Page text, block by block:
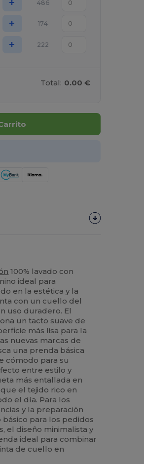
486
+ 174
+ 222
Total: 0.00 €
100% lavado con
ideal para
en la estética y la
con un cuello del
uso duradero. El
un tacto suave de
más lisa para la
nuevas marcas de
una prenda básica
cómodo para su
entre estilo y
más entallada en
el tejido rico en
el día. Para los
y la preparación
para los pedidos
el diseño minimalista y
ideal para combinar
de cuello en